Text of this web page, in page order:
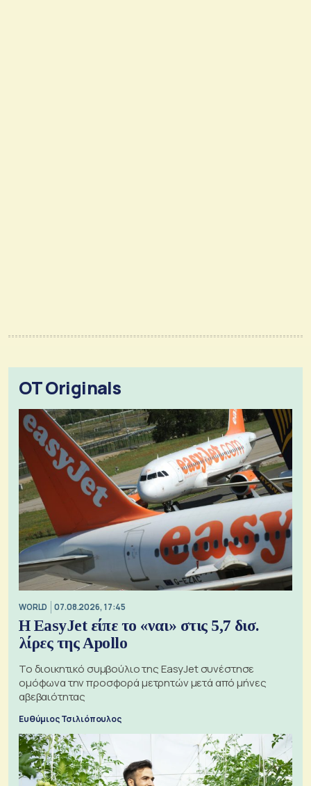
OT Originals
WORLD 07.08.2026, 17:45
Η EasyJet είπε το «ναι» στις 5,7 δισ.
λίρες της Apollo
Το διοικητικό συμβούλιο της EasyJet συνέστησε
ομόφωνα την προσφορά μετρητών μετά από μήνες
αβεβαιότητας
Ευθύμιος Τσιλιόπουλος